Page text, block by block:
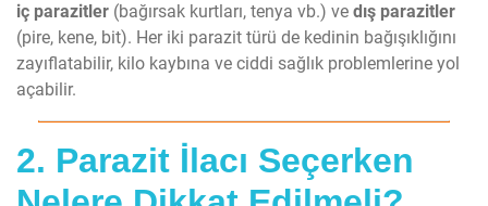
iç parazitler (bağırsak kurtları, tenya vb.) ve dış parazitler
(pire, kene, bit). Her iki parazit türü de kedinin bağışıklığını
zayıflatabilir, kilo kaybına ve ciddi sağlık problemlerine yol
açabilir.
2. Parazit İlacı Seçerken